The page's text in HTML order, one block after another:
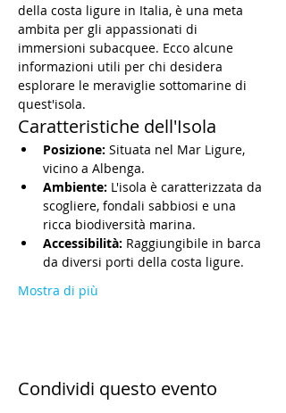
della costa ligure in Italia, è una meta
ambita per gli appassionati di
immersioni subacquee. Ecco alcune
informazioni utili per chi desidera
esplorare le meraviglie sottomarine di
quest'isola.
Caratteristiche dell'Isola
Posizione: Situata nel Mar Ligure,
vicino a Albenga.
Ambiente: L'isola è caratterizzata da
scogliere, fondali sabbiosi e una
ricca biodiversità marina.
Accessibilità: Raggiungibile in barca
da diversi porti della costa ligure.
Mostra di più
Condividi questo evento